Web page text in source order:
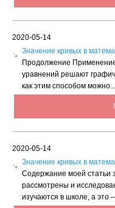
2020-05-14
Значение кривых в
Продолжение
уравнений решают
как этим способом можно...
2020-05-14
Значение кривых в
Содержание моей статьи
рассмотрены и
изучаются в школе, а это